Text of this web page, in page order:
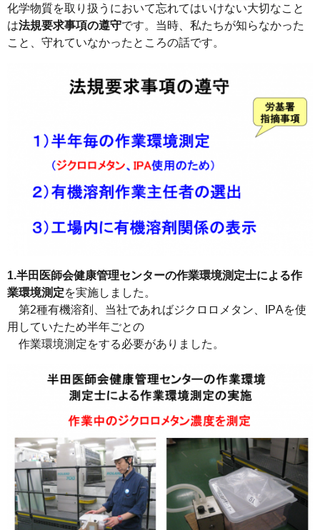
化学物質を取り扱うにおいて忘れてはいけない大切なこと
は法規要求事項の遵守です。当時、私たちが知らなかった
こと、守れていなかったところの話です。
1.半田医師会健康管理センターの作業環境測定士による作
業環境測定を実施しました。
第2種有機溶剤、当社であればジクロロメタン、IPAを使
用していたため半年ごとの
作業環境測定をする必要がありました。